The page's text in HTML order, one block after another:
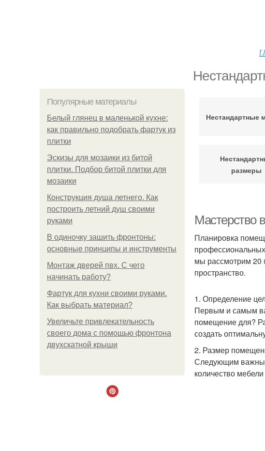
Популярные материалы
Белый глянец в маленькой кухне:
как правильно подобрать фартук из
плитки
Эскизы для мозаики из битой
плитки. Подбор битой плитки для
мозаики
Конструкция душа летнего. Как
построить летний душ своими
руками
В одиночку зашить фронтоны:
основные принципы и инструменты
Монтаж дверей пвх. С чего
начинать работу?
Фартук для кухни своими руками.
Как выбрать материал?
Увеличьте привлекательность
своего дома с помощью фронтона
двухскатной крыши
Нестандартные
размеры
Мастерство
Планировка
мы рассмотрим 20
пространство.
1. Определение
Первым и самым
помещение для?
создать
2. Размер
Следующим
количество